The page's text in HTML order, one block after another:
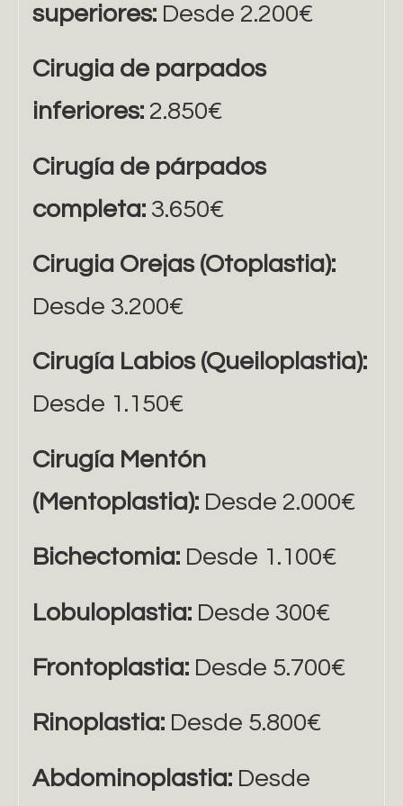
superiores: Desde 2.200€
Cirugia de parpados
inferiores: 2.850€
Cirugía de párpados
completa: 3.650€
Cirugia Orejas (Otoplastia):
Desde 3.200€
Cirugía Labios (Queiloplastia):
Desde 1.150€
Cirugía Mentón
(Mentoplastia): Desde 2.000€
Bichectomia: Desde 1.100€
Lobuloplastia: Desde 300€
Frontoplastia: Desde 5.700€
Rinoplastia: Desde 5.800€
Abdominoplastia: Desde